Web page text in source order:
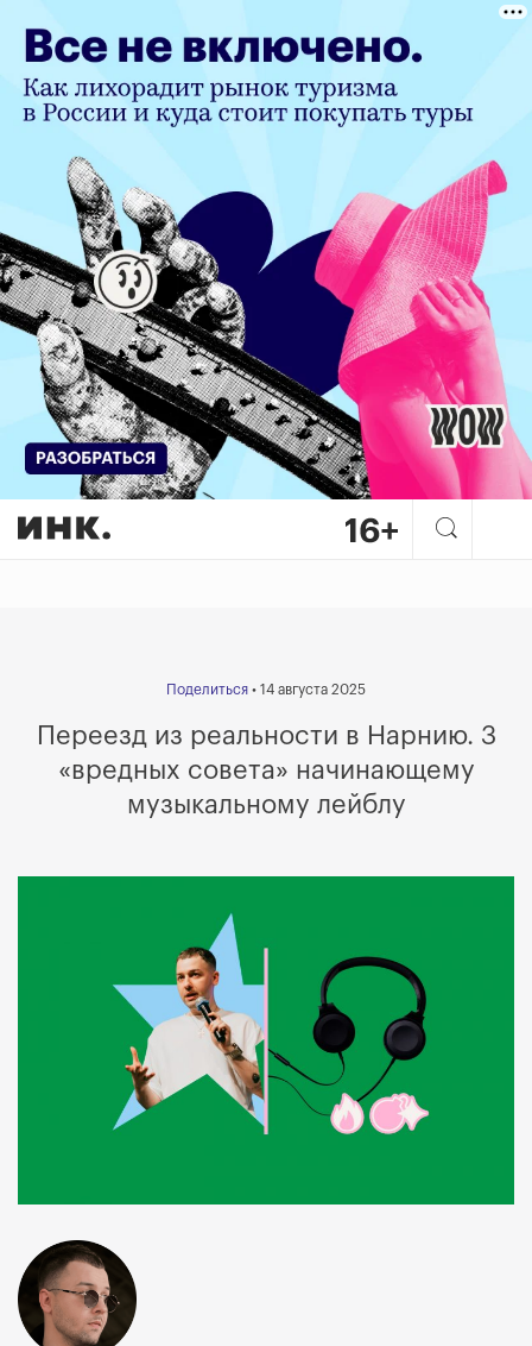
Переезд из реальности в
Поделиться • 14 августа 2025
Переезд из реальности в Нарнию. 3
«вредных совета» начинающему
музыкальному лейблу